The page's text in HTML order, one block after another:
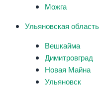
Можга
Ульяновская область
Вешкайма
Димитровград
Новая Майна
Ульяновск